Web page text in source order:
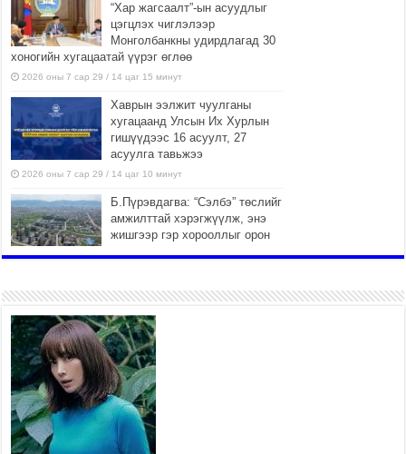
“Хар жагсаалт”-ын асуудлыг
цэгцлэх чиглэлээр
Монголбанкны удирдлагад 30
хоногийн хугацаатай үүрэг өглөө
2026 оны 7 сар 29 / 14 цаг 15 минут
Хаврын ээлжит чуулганы
хугацаанд Улсын Их Хурлын
гишүүдээс 16 асуулт, 27
асуулга тавьжээ
2026 оны 7 сар 29 / 14 цаг 10 минут
Б.Пүрэвдагва: “Сэлбэ” төслийг
амжилттай хэрэгжүүлж, энэ
жишгээр гэр хорооллыг орон
Иргэд нийгмийн харилцаа,
хөдөлмөр эрхлэхэд
тулгамдаж буй асуудлаа УИХ-
ын гишүүнд уламжиллаа
2026 оны 7 сар 29 / 9 цаг 52 минут
“СМАРТ СЭЛБЭ СИТИ”-Г ЗОРИЛТОТ БҮЛЭГТ
ХҮРГЭХ ХҮРЭЭНД МКВ-ИЙН ҮНИЙГ БУУЛГАХ
ҮҮРЭГ ӨГӨВ
2026 оны 7 сар 28 / 16 цаг 47 минут